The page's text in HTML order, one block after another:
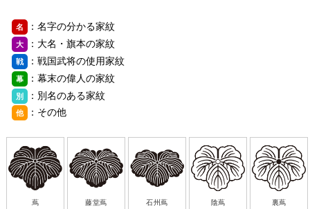
名 ：名字の分かる家紋
大 ：大名・旗本の家紋
戦 ：戦国武将の使用家紋
幕 ：幕末の偉人の家紋
別 ：別名のある家紋
他 ：その他
蔦 藤堂蔦 石州蔦 陰蔦 裏蔦